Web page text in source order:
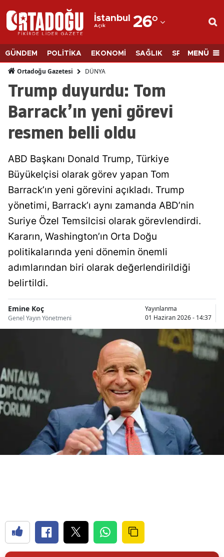
İstanbul
Açık 26°
Adana
Adıyaman
Afyonkarahisar
Ağrı
Amasya
Ankara
Antalya
Artvin
Aydın
Balıkesir
Bilecik
Bingöl
Bolu
Bursa
Çanakkale
Çankırı
Çorum
Denizli
Diyarbakır
Erzurum
Eskişehir
GÜNDEM POLİTİKA EKONOMİ SAĞLIK SPORMENÜ
Ortadoğu Gazetesi DÜNYA
Trump duyurdu: Tom
Barrack’ın yeni görevi
resmen belli oldu
ABD Başkanı Donald Trump, Türkiye
Büyükelçisi olarak görev yapan Tom
Barrack’ın yeni görevini açıkladı. Trump
yönetimi, Barrack’ı aynı zamanda ABD’nin
Suriye Özel Temsilcisi olarak görevlendirdi.
Kararın, Washington’ın Orta Doğu
politikalarında yeni dönemin önemli
adımlarından biri olarak değerlendirildiği
belirtildi.
Emine Koç
Genel Yayın Yönetmeni
Yayınlanma
01 Haziran 2026 - 14:37